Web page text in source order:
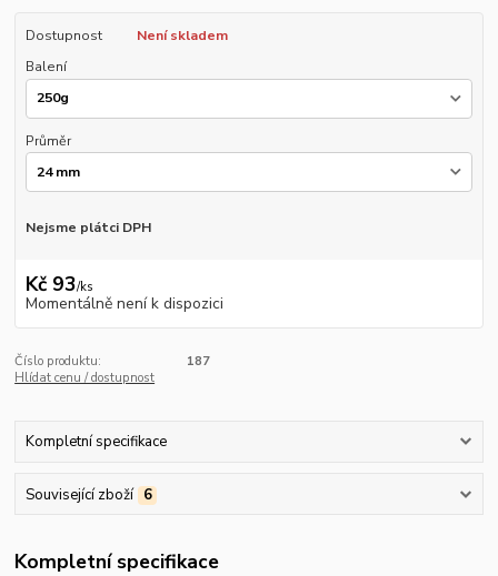
Dostupnost
Není skladem
Balení
Průměr
Nejsme plátci DPH
Kč 93/ks
Momentálně není k dispozici
Číslo produktu:
187
Hlídat cenu / dostupnost
Kompletní specifikace
Související zboží 6
Kompletní specifikace